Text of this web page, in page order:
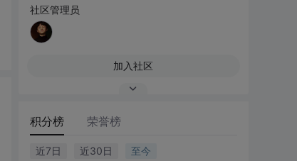
社区管理员
加入社区
积分榜 荣誉榜
近7日 近30日 至今